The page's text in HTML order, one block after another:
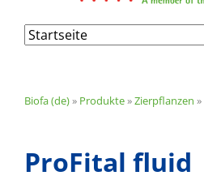
Navigation
überspringen
Biofa (de)» Produkte»Zierpflanzen »
ProFital fluid